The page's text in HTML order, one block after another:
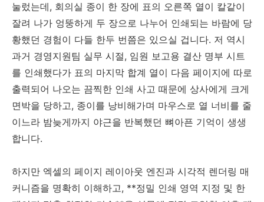
눌렀는데, 회의실 종이 한 장에 표의 오른쪽 열이 칼같이
잘려 나가 엉뚱하게 두 장으로 나누어 인쇄되는 바람에 당
황했던 경험이 다들 한두 번쯤은 있으실 겁니다. 저 역시
과거 경영지원팀 실무 시절, 임원 보고용 결산 명부 시트
를 인쇄했다가 표의 마지막 합계 열이 다음 페이지에 따로
출력되어 나오는 끔찍한 인쇄 사고 때문에 상사에게 크게
면박을 당하고, 종이를 낭비해가며 마우스로 열 너비를 줄
이느라 밤늦게까지 야근을 반복했던 뼈아픈 기억이 생생
합니다.
하지만 엑셀의 페이지 레이아웃 엔진과 시각적 렌더링 매
커니즘을 명확히 이해하고, **정밀 인쇄 영역 지정 및 한